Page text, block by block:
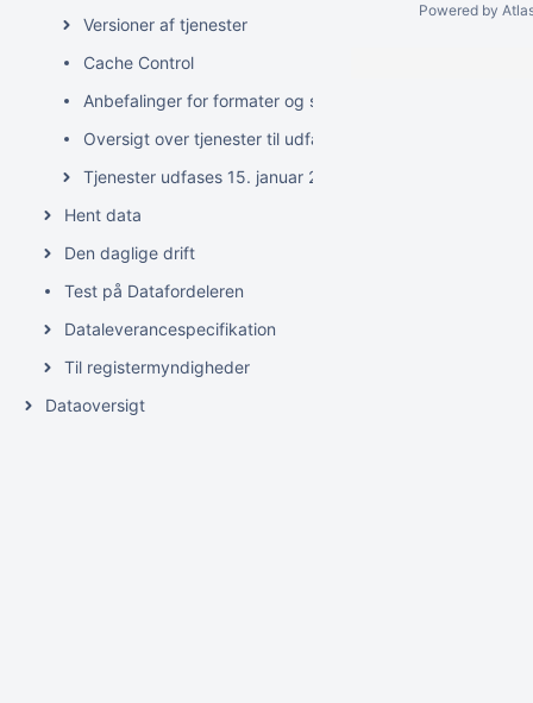
Versioner af tjenester
Cache Control
Anbefalinger for formater og servicetyper på
Oversigt over tjenester til udfasning
Tjenester udfases 15. januar 2027
Hent data
Den daglige drift
Test på Datafordeleren
Dataleverancespecifikation
Til registermyndigheder
Dataoversigt
Powered by